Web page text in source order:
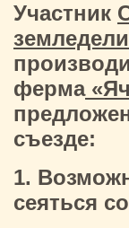
Участник
ферма
съезде:
1.
сеяться